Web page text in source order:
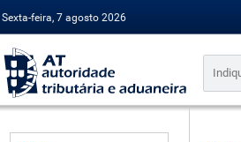
Sexta-feira, 7 agosto 2026